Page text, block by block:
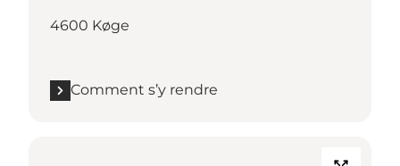
4600 Køge
Comment s’y rendre